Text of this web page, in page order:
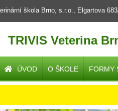
škola Brno, s.r.o., Elgartova
TRIVIS Veterina
ÚVOD O ŠKOLE FORMY